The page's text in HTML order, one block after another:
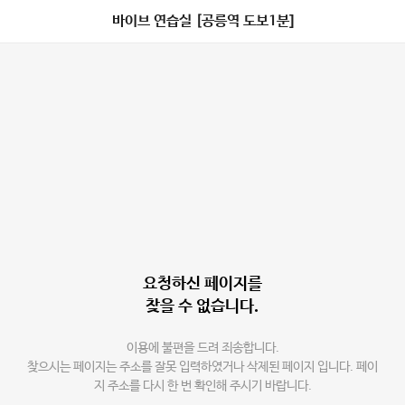
바이브 연습실 [공릉역 도보1분]
요청하신 페이지를
찾을 수 없습니다.
이용에 불편을 드려 죄송합니다.
찾으시는 페이지는 주소를 잘못 입력하였거나 삭제된 페이지 입니다. 페이
지 주소를 다시 한 번 확인해 주시기 바랍니다.